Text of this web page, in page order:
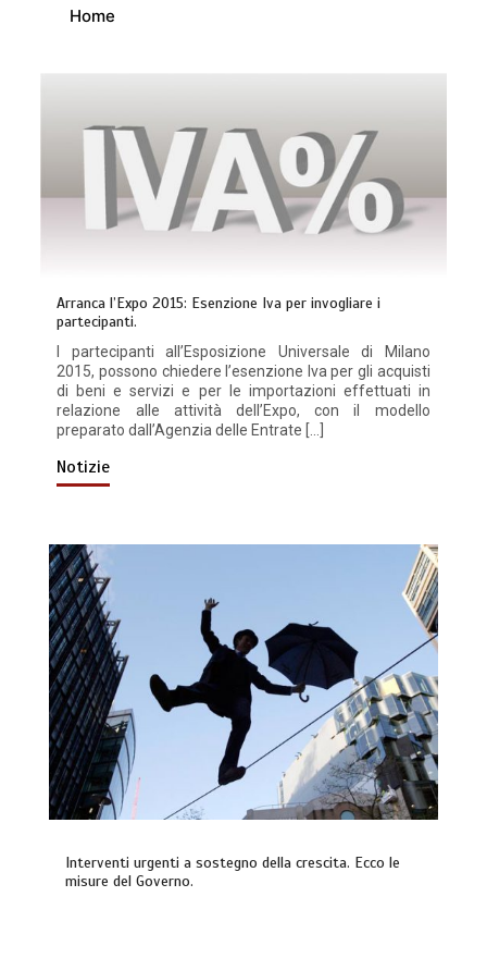
Home
Arranca l’Expo 2015: Esenzione Iva per invogliare i
partecipanti.
I partecipanti all’Esposizione Universale di Milano
2015, possono chiedere l’esenzione Iva per gli acquisti
di beni e servizi e per le importazioni effettuati in
relazione alle attività dell’Expo, con il modello
preparato dall’Agenzia delle Entrate […]
Notizie
Interventi urgenti a sostegno della crescita. Ecco le
misure del Governo.